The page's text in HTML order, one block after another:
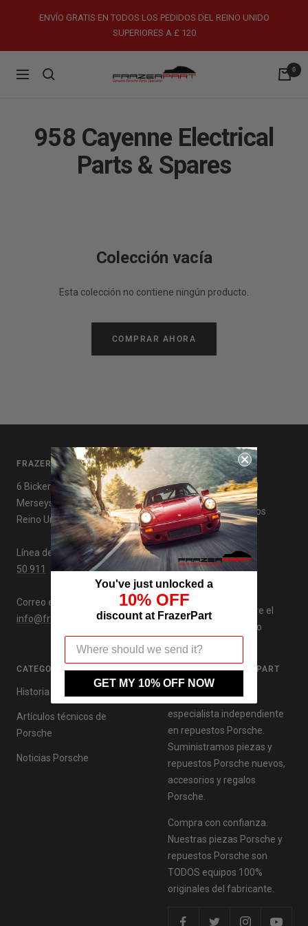
ENVÍO GRATIS EN TODOS LOS PEDIDOS DEL REINO UNIDO
SUPERIORES A £ 120
Navigación
FrazerPart
Spares
0
958 Cayenne Electrical
Parts & Spares
Colección vacía
Esta colección no contiene ningún producto.
COMPRAR AHORA
FRAZERPARTE
6 Bickerton Ave, Wirral,
Merseyside, CH63 5NB,
Reino Unido
Línea de pedido:+44 151 66
50 911
Correo electrónico:
info@frazerpart.com
ENLACES ÚTILES
política de privacidad
Política de reembolsos
Términos de servicio
Entregas
Reseñas
Concientización sobre el
monóxido de carbono
CATEGORÍAS DE BLOGS
Historia de Porsche
Artículos técnicos de
Porsche
Noticias Porsche
ACERCA DE FRAZERPART
FrazerPart es un
especialista independiente
en repuestos Porsche.
Suministramos piezas y
repuestos Porsche nuevos,
accesorios y regalos
Porsche.
Compra con confianza.
Nuestras piezas Porsche y
repuestos Porsche son
TODOS equipos 100%
originales del fabricante.
You've just unlocked a
10% OFF
discount at FrazerPart
GET MY 10% OFF NOW